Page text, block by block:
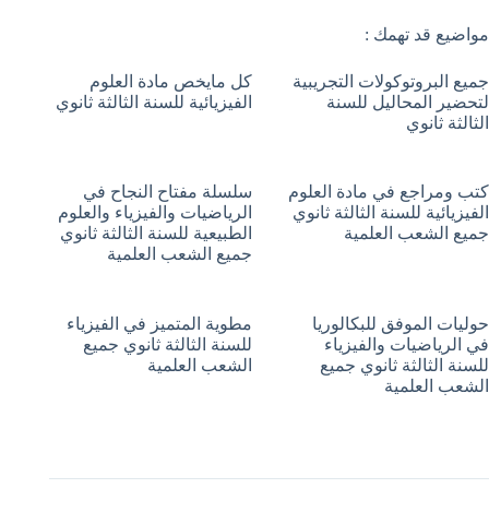
مواضيع قد تهمك :
جميع البروتوكولات التجريبية
لتحضير المحاليل للسنة
الثالثة ثانوي
كل مايخص مادة العلوم
الفيزيائية للسنة الثالثة ثانوي
كتب ومراجع في مادة العلوم
الفيزيائية للسنة الثالثة ثانوي
جميع الشعب العلمية
سلسلة مفتاح النجاح في
الرياضيات والفيزياء والعلوم
الطبيعية للسنة الثالثة ثانوي
جميع الشعب العلمية
حوليات الموفق للبكالوريا
في الرياضيات والفيزياء
للسنة الثالثة ثانوي جميع
الشعب العلمية
مطوية المتميز في الفيزياء
للسنة الثالثة ثانوي جميع
الشعب العلمية